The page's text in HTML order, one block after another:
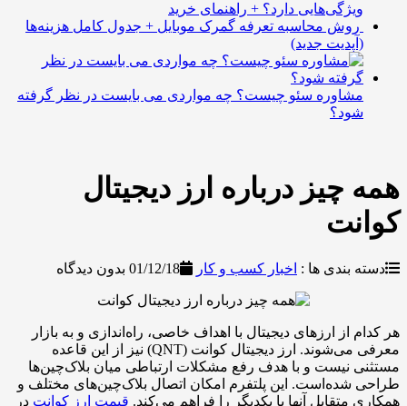
دارد؟ + راهنمای خرید
روش محاسبه تعرفه گمرک موبایل + جدول کامل هزینه‌ها
جدید)
سئو چیست؟ چه مواردی می بایست در نظر گرفته
درباره ارز دیجیتال
بندی ها :اخبار کسب و کار 01/12/18 بدون دیدگاه
از ارزهای دیجیتال با اهداف خاصی، راه‌اندازی و به بازار
معرفی می‌شوند. ارز دیجیتال کوانت (QNT) نیز از این قاعده
نیست و با هدف رفع مشکلات ارتباطی میان بلاک‌چین‌ها
این پلتفرم امکان اتصال بلاک‌چین‌های مختلف و
آنها با یکدیگر را فراهم می‌کند. قیمت ارز کوانت در